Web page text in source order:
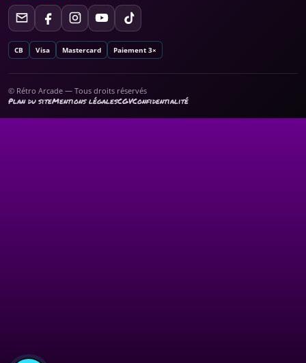
CB Visa Mastercard Paiement 3×
© Rétro Arcade — Tous droits réservés
Plan du siteMentions légalesCGVConfidentialité